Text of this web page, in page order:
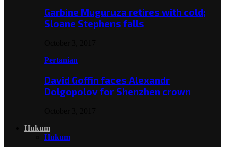
Garbine Muguruza retires with cold;
Sloane Stephens falls
Pertanian
David Goffin faces Alexandr
Dolgopolov for Shenzhen crown
Hukum
Hukum